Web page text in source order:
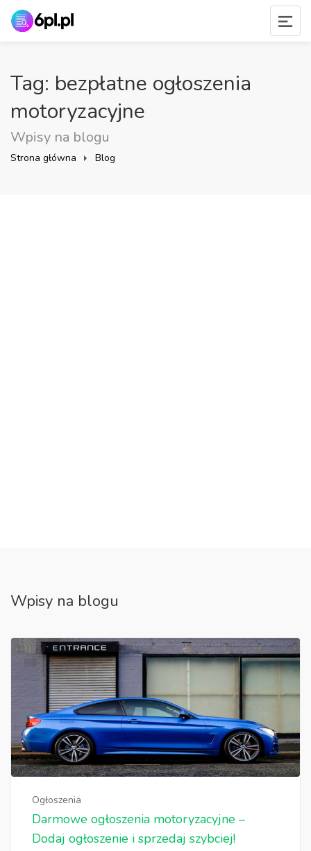
Tag: bezpłatne ogłoszenia
motoryzacyjne
Wpisy na blogu
Strona główna Blog
Wpisy na blogu
Ogłoszenia
Darmowe ogłoszenia motoryzacyjne –
Dodaj ogłoszenie i sprzedaj szybciej!